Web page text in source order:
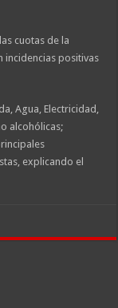
cuotas de la
incidencias positivas
Agua, Electricidad,
alcohólicas;
explicando el